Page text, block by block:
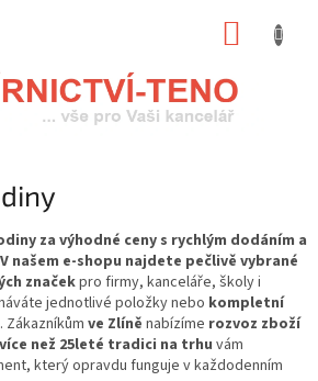
za výhodné ceny s rychlým dodáním a
našem e-shopu najdete pečlivě vybrané
značekpro firmy, kanceláře, školy i
jednotlivé položky nebo kompletní
Zákazníkůmve Zlíně nabízíme rozvoz zboží
více než 25leté tradici na trhu vám
který opravdu funguje v každodenním